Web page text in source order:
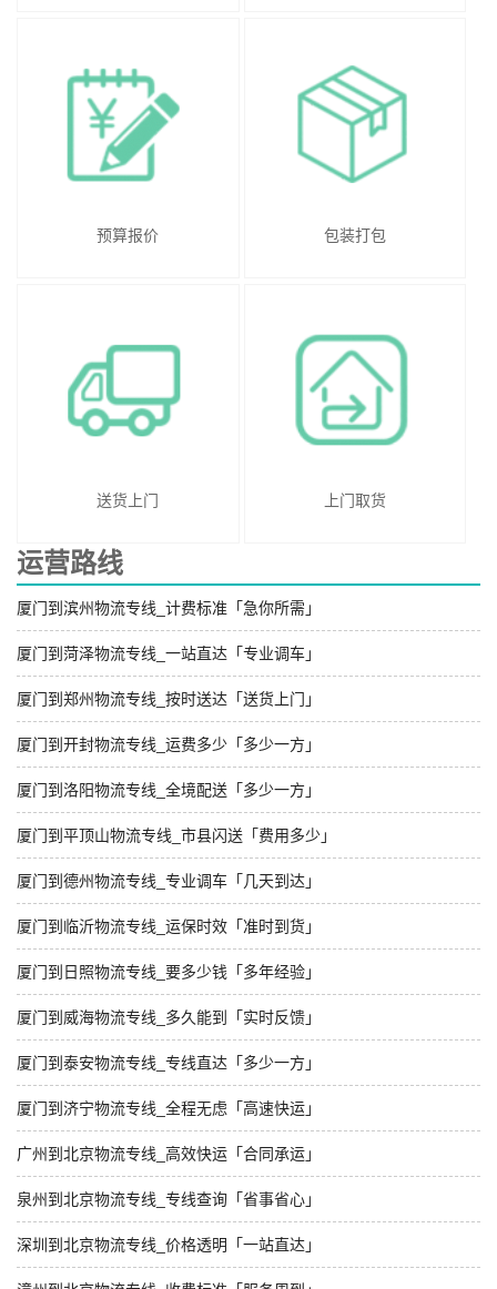
预算报价 包装打包
送货上门 上门取货
运营路线
厦门到滨州物流专线_计费标准「急你所需」
厦门到菏泽物流专线_一站直达「专业调车」
厦门到郑州物流专线_按时送达「送货上门」
厦门到开封物流专线_运费多少「多少一方」
厦门到洛阳物流专线_全境配送「多少一方」
厦门到平顶山物流专线_市县闪送「费用多少」
厦门到德州物流专线_专业调车「几天到达」
厦门到临沂物流专线_运保时效「准时到货」
厦门到日照物流专线_要多少钱「多年经验」
厦门到威海物流专线_多久能到「实时反馈」
厦门到泰安物流专线_专线直达「多少一方」
厦门到济宁物流专线_全程无虑「高速快运」
广州到北京物流专线_高效快运「合同承运」
泉州到北京物流专线_专线查询「省事省心」
深圳到北京物流专线_价格透明「一站直达」